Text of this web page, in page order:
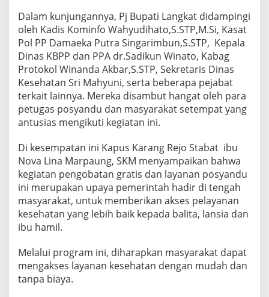
d
u
l
,
J
a
n
g
a
n
e
a
h
M
e
n
t
a
Dalam kunjungannya, Pj Bupati Langkat didampingi
oleh Kadis Kominfo Wahyudihato,S.STP,M.Si, Kasat
Pol PP Damaeka Putra Singarimbun,S.STP, Kepala
Dinas KBPP dan PPA dr.Sadikun Winato, Kabag
Protokol Winanda Akbar,S.STP, Sekretaris Dinas
Kesehatan Sri Mahyuni, serta beberapa pejabat
terkait lainnya. Mereka disambut hangat oleh para
petugas posyandu dan masyarakat setempat yang
antusias mengikuti kegiatan ini.
Di kesempatan ini Kapus Karang Rejo Stabat ibu
Nova Lina Marpaung, SKM menyampaikan bahwa
kegiatan pengobatan gratis dan layanan posyandu
ini merupakan upaya pemerintah hadir di tengah
masyarakat, untuk memberikan akses pelayanan
kesehatan yang lebih baik kepada balita, lansia dan
ibu hamil.
Melalui program ini, diharapkan masyarakat dapat
mengakses layanan kesehatan dengan mudah dan
tanpa biaya.